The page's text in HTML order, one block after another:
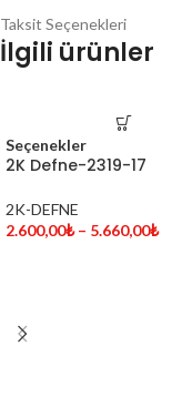
Taksit Seçenekleri
İlgili ürünler
Seçenekler
2K Defne-2319-17
2K-DEFNE
2.600,00₺ – 5.660,00₺